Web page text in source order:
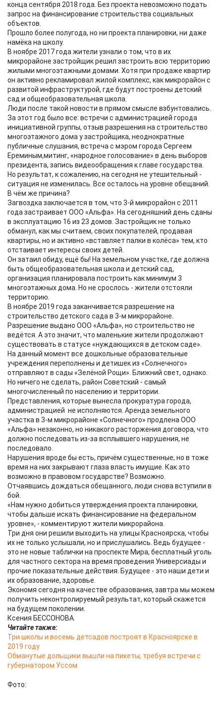
конца сентября 2018 года. Без проекта невозможно подать
запрос на финансирование строительства социальных
объектов.
Прошло более полугода, но ни проекта планировки, ни даже
намёка на школу.
В ноябре 2017 года жители узнали о том, что в их
микрорайоне застройщик решил застроить всю территорию
жилыми многоэтажными домами. Хотя при продаже квартир
он активно рекламировал жилой комплекс, как микрорайон с
развитой инфраструктурой, где будут построены детский
сад и общеобразовательная школа.
Люди после такой новости в прямом смысле взбунтовались.
За этот год было все: встречи с администрацией города
инициативной группы, отзыв разрешения на строительство
многоэтажного дома у застройщика, неоднократные
публичные слушания, встреча с мэром города Сергеем
Ереминым,митинг, «народное голосование» в день выборов
президента, запись видеообращения к главе государства.
Но результат, к сожалению, на сегодня не утешительный -
ситуация не изменилась. Все осталось на уровне обещаний.
В чём же причина?
Загвоздка заключается в том, что 3-й микрорайон с 2011
года застраивает ООО «Альфа». На сегодняшний день сданы
в эксплуатацию 16 из 23 домов. Застройщик не только
обманул, как мы считаем, своих покупателей, продавая
квартиры, но и активно «вставляет палки в колёса» тем, кто
отстаивает интересы своих детей.
Он затаил обиду, ещё бы! На земельном участке, где должна
быть общеобразовательная школа и детский сад,
организация планировала построить как минимум 3
многоэтажных дома. Но не срослось - жители отстояли
территорию.
В ноябре 2019 года заканчивается разрешение на
строительство детского сада в 3-м микрорайоне.
Разрешение выдано ООО «Альфа», но строительство не
ведётся. А это значит, что маленькие жители продолжают
существовать в статусе «нуждающихся в детском саде».
На данный момент все дошкольные образовательные
учреждения переполнены и детишек из «Солнечного»
отправляют в сады «Зелёной Рощи». Ближний свет, однако.
Но ничего не сделать, район Советский - самый
многочисленный по населению и территории.
Представления, которые вынесла прокуратура города,
администрацией не исполняются. Аренда земельного
участка в 3-м микрорайоне «Солнечного» продлена ООО
«Альфа» незаконно, но никакого расторжения договора, что
должно последовать из-за всплывшего нарушения, не
последовало.
Нарушения вроде бы есть, причём существенные, но в тоже
время на них закрывают глаза власть имущие. Как это
возможно в правовом государстве? Возможно.
Отчаявшись дождаться обещанного, люди снова вступили в
бой.
«Нам нужно добиться утверждения проекта планировки,
чтобы дальше искать финансирование на федеральном
уровне», - комментируют жители микрорайона.
Три дня они решили выходить на улицы Красноярска, чтобы
их не только услышали, но и прислушались. Ведь будущее -
это не новые таблички на проспекте Мира, бесплатный уголь
для частного сектора на время проведения Универсиады и
прочие показательные действия. Будущее - это наши дети и
их образование, здоровье.
Экономя сегодня на качестве образования, завтра мы можем
получить неконтролируемый результат, который скажется
на будущем поколении.
Ксения БЕССОНОВА.
Читайте также:
Три школы и восемь детсадов построят в Красноярске в
2019 году
Обманутые дольщики вышли на пикеты, требуя встречи с
губернатором Уссом
Фото: